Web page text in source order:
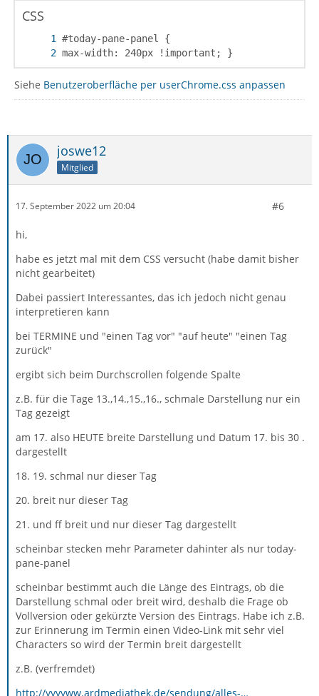
CSS
max-width: 240px !important; }
Siehe Benutzeroberfläche per userChrome.css anpassen
joswe12
Mitglied
17. September 2022 um 20:04 #6
hi,
habe es jetzt mal mit dem CSS versucht (habe damit bisher
nicht gearbeitet)
Dabei passiert Interessantes, das ich jedoch nicht genau
interpretieren kann
bei TERMINE und "einen Tag vor" "auf heute" "einen Tag
zurück"
ergibt sich beim Durchscrollen folgende Spalte
z.B. für die Tage 13.,14.,15.,16., schmale Darstellung nur ein
Tag gezeigt
am 17. also HEUTE breite Darstellung und Datum 17. bis 30 .
dargestellt
18. 19. schmal nur dieser Tag
20. breit nur dieser Tag
21. und ff breit und nur dieser Tag dargestellt
scheinbar stecken mehr Parameter dahinter als nur today-
pane-panel
scheinbar bestimmt auch die Länge des Eintrags, ob die
Darstellung schmal oder breit wird, deshalb die Frage ob
Vollversion oder gekürzte Version des Eintrags. Habe ich z.B.
zur Erinnerung im Termin einen Video-Link mit sehr viel
Characters so wird der Termin breit dargestellt
z.B. (verfremdet)
http://yyyyww.ardmediathek.de/sendung/alles-…